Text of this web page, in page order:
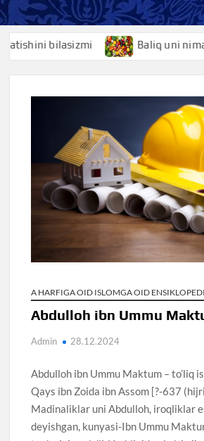
bilasizmi Baliq uni nimani
A HARFIGA OID ISLOMGA OID
Abdulloh ibn Ummu
Admin 28.12.2024
Abdulloh ibn Ummu Maktum – to’liq
Qays ibn Zoida ibn Assom [?-637
Madinaliklar uni Abdulloh, iroqliklar
deyishgan, kunyasi-Ibn Ummu